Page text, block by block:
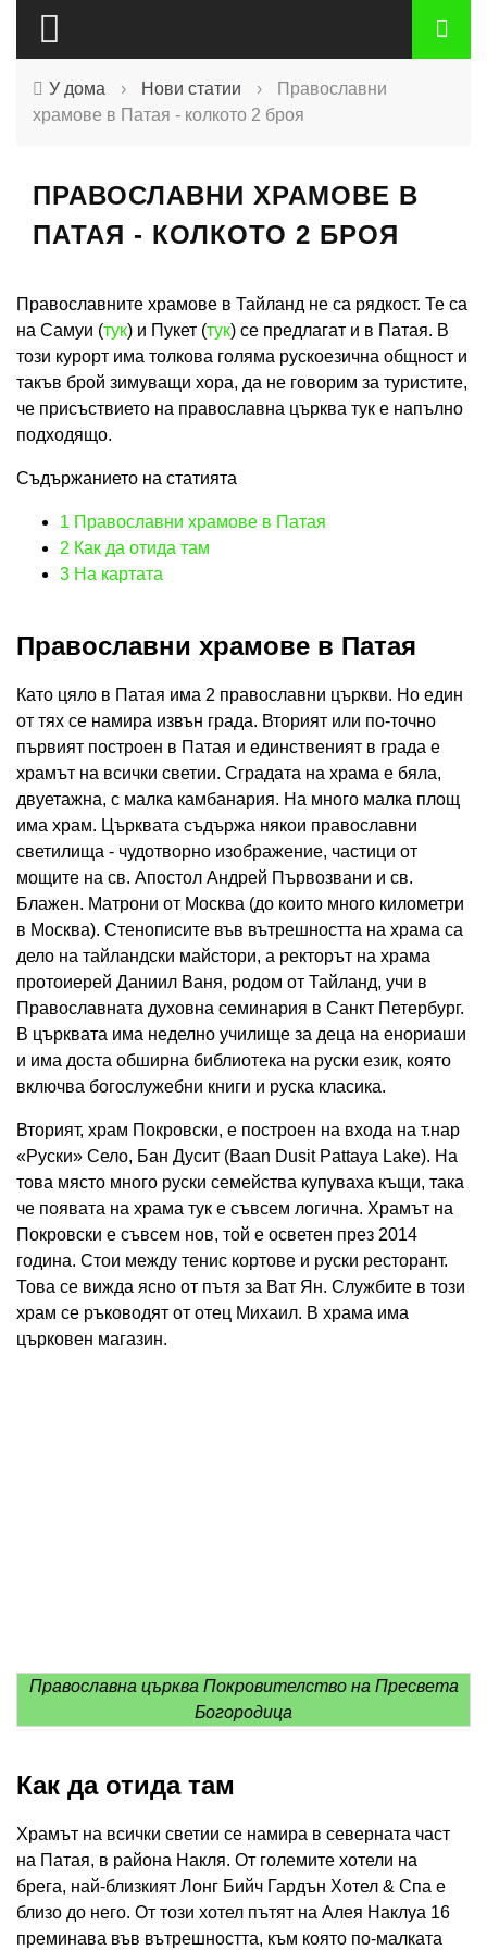
У дома › Нови статии ›
Православни
храмове в Патая - колкото 2 броя
ПРАВОСЛАВНИ ХРАМОВЕ В
ПАТАЯ - КОЛКОТО 2 БРОЯ
Православните храмове в Тайланд не са рядкост. Те са
на Самуи (тук) и Пукет (тук) се предлагат и в Патая. В
този курорт има толкова голяма рускоезична общност и
такъв брой зимуващи хора, да не говорим за туристите,
че присъствието на православна църква тук е напълно
подходящо.
Съдържанието на статията
1 Православни храмове в Патая
2 Как да отида там
3 На картата
Православни храмове в Патая
Като цяло в Патая има 2 православни църкви. Но един
от тях се намира извън града. Вторият или по-точно
първият построен в Патая и единственият в града е
храмът на всички светии. Сградата на храма е бяла,
двуетажна, с малка камбанария. На много малка площ
има храм. Църквата съдържа някои православни
светилища - чудотворно изображение, частици от
мощите на св. Апостол Андрей Първозвани и св.
Блажен. Матрони от Москва (до които много километри
в Москва). Стенописите във вътрешността на храма са
дело на тайландски майстори, а ректорът на храма
протоиерей Даниил Ваня, родом от Тайланд, учи в
Православната духовна семинария в Санкт Петербург.
В църквата има неделно училище за деца на енориаши
и има доста обширна библиотека на руски език, която
включва богослужебни книги и руска класика.
Вторият, храм Покровски, е построен на входа на т.нар
«Руски» Село, Бан Дусит (Baan Dusit Pattaya Lake). На
това място много руски семейства купуваха къщи, така
че появата на храма тук е съвсем логична. Храмът на
Покровски е съвсем нов, той е осветен през 2014
година. Стои между тенис кортове и руски ресторант.
Това се вижда ясно от пътя за Ват Ян. Службите в този
храм се ръководят от отец Михаил. В храма има
църковен магазин.
Православна църква Покровителство на Пресвета
Богородица
Как да отида там
Храмът на всички светии се намира в северната част
на Патая, в района Накля. От големите хотели на
брега, най-близкият Лонг Бийч Гардън Хотел & Спа е
близо до него. От този хотел пътят на Алея Наклуа 16
преминава във вътрешността, към която по-малката